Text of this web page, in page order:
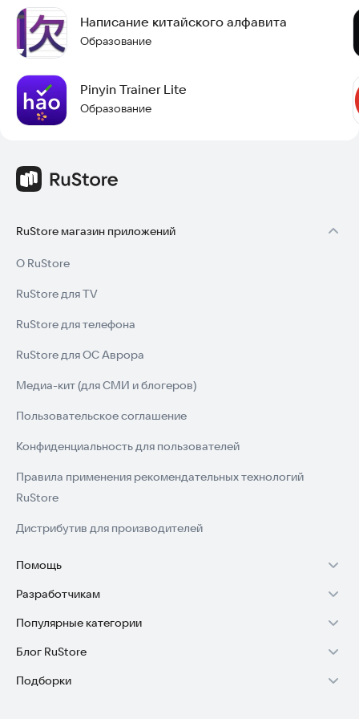
запоминания). Это гарантирует отличное покрытие
современного китайского языка, которое хорошо
структурировано и полно.
• Вы можете добавить свои собственные списки сложных
• К каждому слову добавлен соответствующий Пиньинь или
Чжуинь.
Написание китайского алфавита
Образование
Pinyin Trainer Lite
Образование
RuStore магазин приложений
О RuStore
RuStore для TV
RuStore для телефона
RuStore для ОС Аврора
Медиа-кит (для СМИ и блогеров)
Пользовательское соглашение
Конфиденциальность для пользователей
Правила применения рекомендательных технологий
RuStore
Дистрибутив для производителей
Помощь
Установка RuStore на TV
Установка RuStore на телефон
Установка RuStore в машину
Помощь пользователям RuStore
Разработчикам
Зарабатывать с RuStore
Стать разработчиком
Доступ к RuStore Консоль
Популярные категории
Игры для Android
Приложения банков
Блог RuStore
Обзоры игр для Android 2025
Подборки